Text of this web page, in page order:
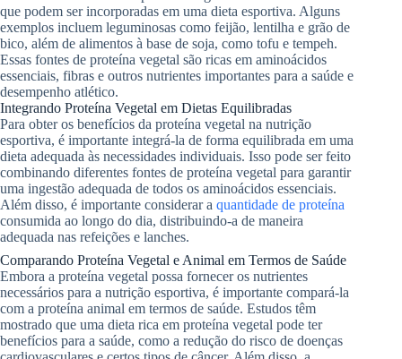
que podem ser incorporadas em uma dieta esportiva. Alguns
exemplos incluem leguminosas como feijão, lentilha e grão de
bico, além de alimentos à base de soja, como tofu e tempeh.
Essas fontes de proteína vegetal são ricas em aminoácidos
essenciais, fibras e outros nutrientes importantes para a saúde e
desempenho atlético.
Integrando Proteína Vegetal em Dietas Equilibradas
Para obter os benefícios da proteína vegetal na nutrição
esportiva, é importante integrá-la de forma equilibrada em uma
dieta adequada às necessidades individuais. Isso pode ser feito
combinando diferentes fontes de proteína vegetal para garantir
uma ingestão adequada de todos os aminoácidos essenciais.
Além disso, é importante considerar a quantidade de proteína
consumida ao longo do dia, distribuindo-a de maneira
adequada nas refeições e lanches.
Comparando Proteína Vegetal e Animal em Termos de Saúde
Embora a proteína vegetal possa fornecer os nutrientes
necessários para a nutrição esportiva, é importante compará-la
com a proteína animal em termos de saúde. Estudos têm
mostrado que uma dieta rica em proteína vegetal pode ter
benefícios para a saúde, como a redução do risco de doenças